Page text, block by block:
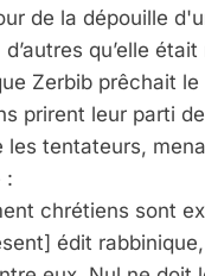
de la dépouille
qu’elle
Zerbib prêchait
prirent leur parti
tentateurs,
:
chrétiens sont
édit